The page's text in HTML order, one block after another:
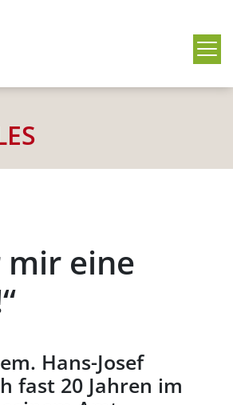
mir eine
Hans-Josef
fast 20 Jahren im